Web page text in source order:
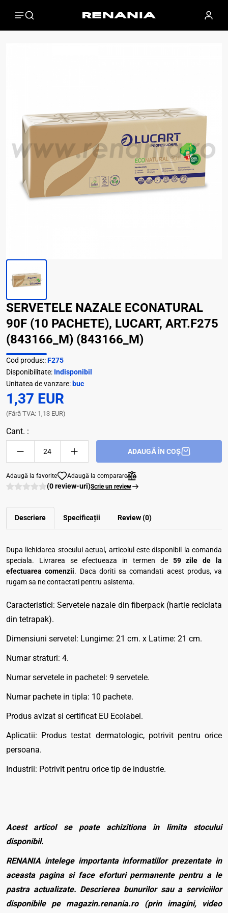
SERVETELE NAZALE ECONATURAL
90F (10 PACHETE), LUCART, ART.F275
(843166_M) (843166_M)
Cod produs::F275
Disponibilitate: Indisponibil
Unitatea de vanzare: buc
1,37 EUR
(Fără TVA: 1,13 EUR)
Cant. :
ADAUGĂ ÎN COȘ
Adaugă la favorite Adaugă la comparare
(0 review-uri)Scrie un review
Descriere Specificații Review (0)
Dupa lichidarea stocului actual, articolul este disponibil la comanda
speciala. Livrarea se efectueaza in termen de 59 zile de la
efectuarea comenzii. Daca doriti sa comandati acest produs, va
rugam sa ne contactati pentru asistenta.
Caracteristici: Servetele nazale din fiberpack (hartie reciclata
din tetrapak).
Dimensiuni servetel: Lungime: 21 cm. x Latime: 21 cm.
Numar straturi: 4.
Numar servetele in pachetel: 9 servetele.
Numar pachete in tipla: 10 pachete.
Produs avizat si certificat EU Ecolabel.
Aplicatii: Produs testat dermatologic, potrivit pentru orice
persoana.
Industrii: Potrivit pentru orice tip de industrie.
Acest articol se poate achizitiona in limita stocului
disponibil.
RENANIA intelege importanta informatiilor prezentate in
aceasta pagina si face eforturi permanente pentru a le
pastra actualizate. Descrierea bunurilor sau a serviciilor
disponibile pe magazin.renania.ro (prin imagini, video